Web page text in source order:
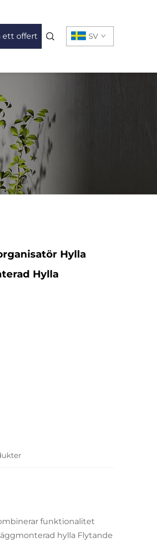
ett offert SV
Hylla
Hylla
funktionalitet
hylla Flytande